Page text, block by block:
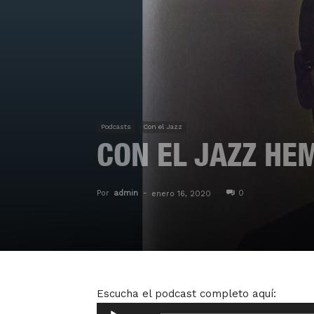
Podcasts Con el Jazz
CON EL JAZZ
Por admin - enero 16, 2020 0
Escucha el podcast completo aquí:
Reproductor